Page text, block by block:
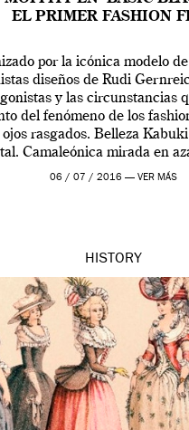
EL PRIMER FASHION
por la icónica modelo
diseños de Rudi
y las circunstancias
del fenómeno de los
ojos rasgados. Belleza
Camaleónica mirada en
transmite un misticismo difícil
06 / 07 / 2016 — VER MÁS
HISTORY